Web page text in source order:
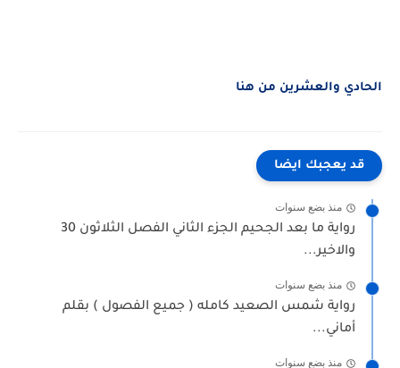
الحادي والعشرين من هنا
قد يعجبك ايضا
منذ بضع سنوات
رواية ما بعد الجحيم الجزء الثاني الفصل الثلاثون 30
والاخير...
منذ بضع سنوات
رواية شمس الصعيد كامله ( جميع الفصول ) بقلم
أماني...
منذ بضع سنوات